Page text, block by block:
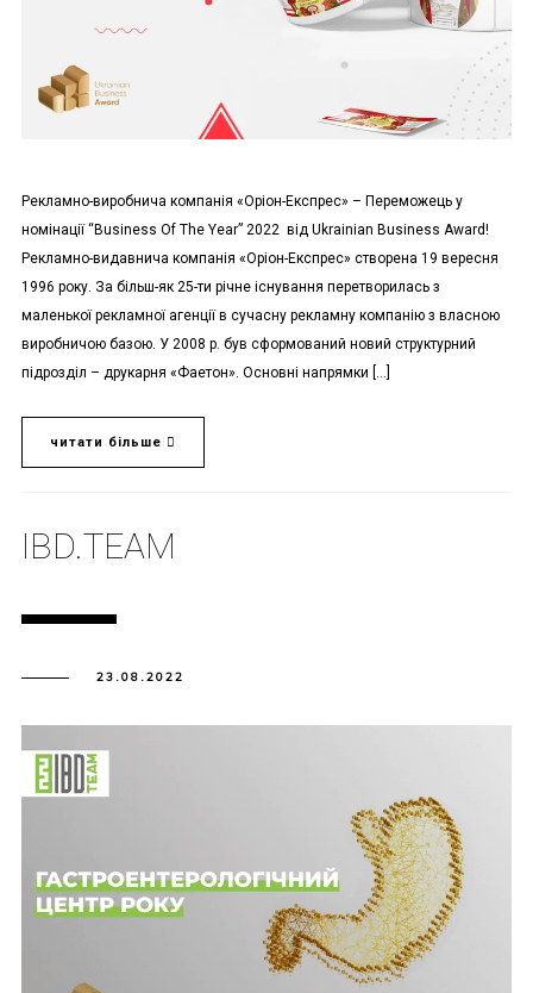
Рекламно-виробнича компанія «Оріон-Експрес» – Переможець у
номінації “Business Of The Year” 2022 від Ukrainian Business Award!
Рекламно-видавнича компанія «Оріон-Експрес» створена 19 вересня
1996 року. За більш-як 25-ти річне існування перетворилась з
маленької рекламної агенції в сучасну рекламну компанію з власною
виробничою базою. У 2008 р. був сформований новий структурний
підрозділ – друкарня «Фаетон». Основні напрямки […]
читати більше
IBD.TEAM
23.08.2022